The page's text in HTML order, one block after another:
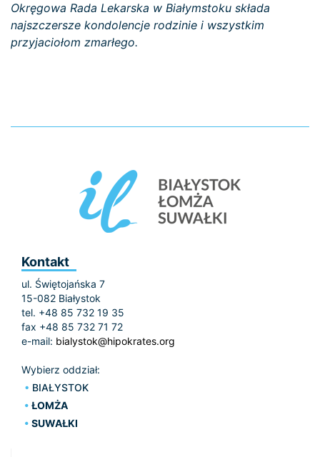
Okręgowa Rada Lekarska w Białymstoku składa
najszczersze kondolencje rodzinie i wszystkim
przyjaciołom zmarłego.
Kontakt
ul. Świętojańska 7
15-082 Białystok
tel. +48 85 732 19 35
fax +48 85 732 71 72
e-mail: bialystok@hipokrates.org
Wybierz oddział:
BIAŁYSTOK
ŁOMŻA
SUWAŁKI